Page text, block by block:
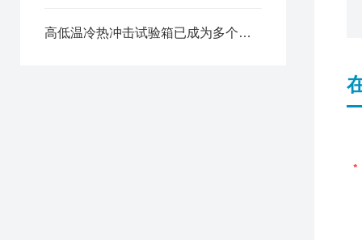
高低温冷热冲击试验箱已成为多个高技术行业的质量试金石